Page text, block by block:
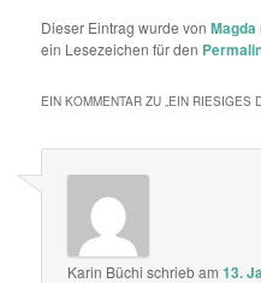
Dieser Eintrag wurde vonMagda
ein Lesezeichen für den
EIN KOMMENTAR ZU „ EIN RIESIGES
Karin Büchi schriebam13.